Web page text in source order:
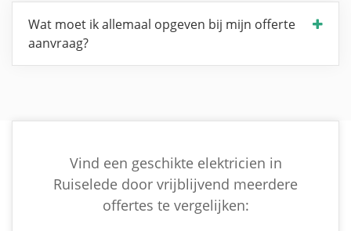
Wat moet ik allemaal opgeven bij mijn offerte
aanvraag?
Vind een geschikte elektricien in
Ruiselede door vrijblijvend meerdere
offertes te vergelijken: